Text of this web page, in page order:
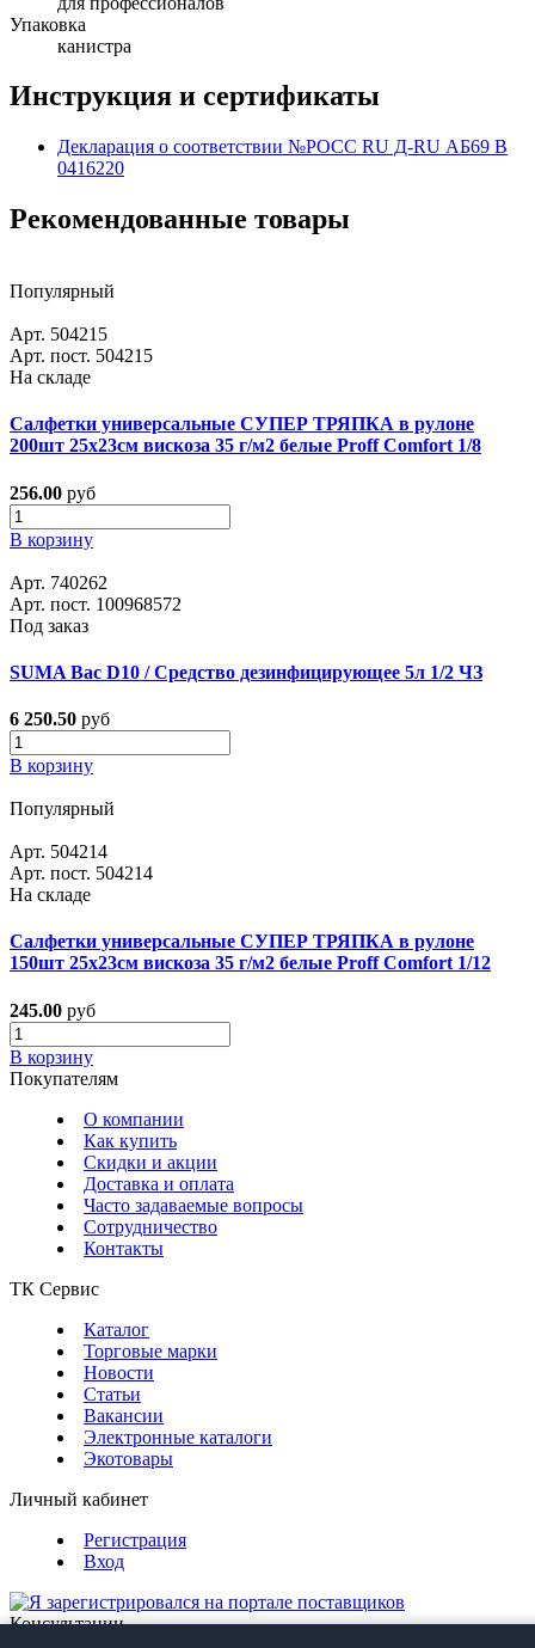
Упаковка
канистра
Инструкция и сертификаты
Декларация о соответствии №РОСС RU Д-RU АБ69 В
0416220
Рекомендованные товары
Популярный
Арт. 504215
Арт. пост. 504215
На складе
Салфетки универсальные СУПЕР ТРЯПКА в рулоне
200шт 25х23см вискоза 35 г/м2 белые Proff Comfort 1/8
256.00 руб
В корзину
Арт. 740262
Арт. пост. 100968572
Под заказ
SUMA Bac D10 / Средство дезинфицирующее 5л 1/2 ЧЗ
6 250.50 руб
В корзину
Популярный
Арт. 504214
Арт. пост. 504214
На складе
Салфетки универсальные СУПЕР ТРЯПКА в рулоне
150шт 25х23см вискоза 35 г/м2 белые Proff Comfort 1/12
245.00 руб
В корзину
Покупателям
О компании
Как купить
Скидки и акции
Доставка и оплата
Часто задаваемые вопросы
Сотрудничество
Контакты
ТК Сервис
Каталог
Торговые марки
Новости
Статьи
Вакансии
Электронные каталоги
Экотовары
Личный кабинет
Регистрация
Вход
Консультации